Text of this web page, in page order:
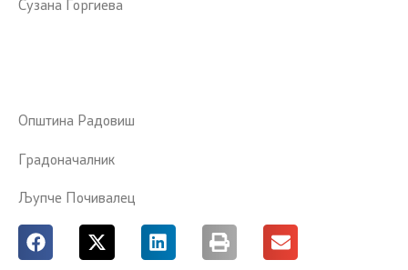
Сузана Ѓоргиева
Општина Радовиш
Градоначалник
Љупче Почивалец